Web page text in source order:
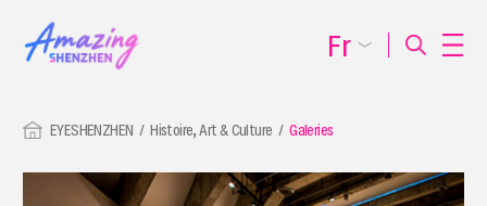
EYESHENZHEN Histoire, Art & Culture Galeries
Fr